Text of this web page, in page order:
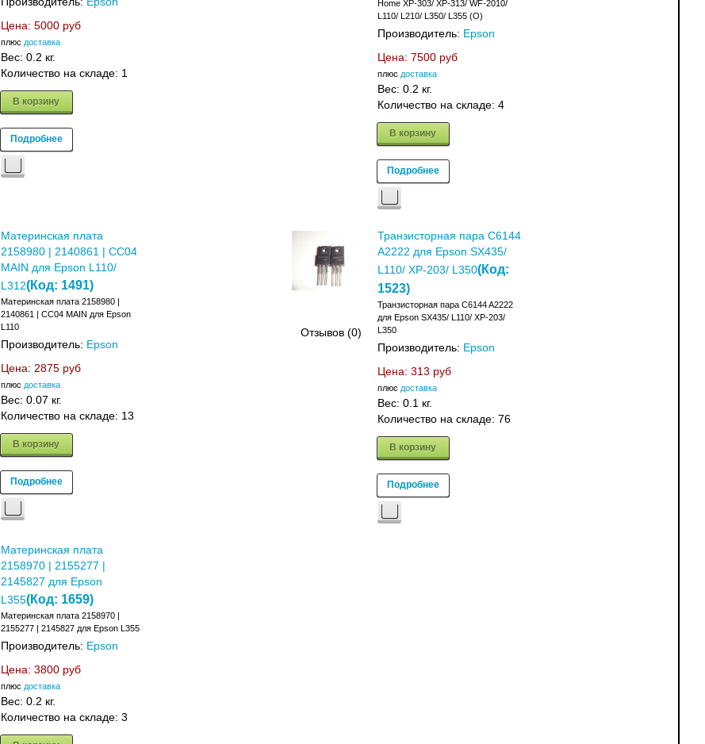
Цена: 5000 руб
плюс доставка
Вес: 0.2 кг.
Количество на складе: 1
В корзину
Подробнее
Home XP-303/ XP-313/ WF-2010/
L110/ L210/ L350/ L355 (O)
Производитель: Epson
Цена: 7500 руб
плюс доставка
Вес: 0.2 кг.
Количество на складе: 4
В корзину
Подробнее
Материнская плата
2158980 | 2140861 | CC04
MAIN для Epson L110/
L312(Код: 1491)
Материнская плата 2158980 |
2140861 | CC04 MAIN для Epson
L110
Производитель: Epson
Цена: 2875 руб
плюс доставка
Вес: 0.07 кг.
Количество на складе: 13
В корзину
Подробнее
Отзывов (0)
Транзисторная пара C6144
A2222 для Epson SX435/
L110/ XP-203/ L350(Код:
1523)
Транзисторная пара C6144 A2222
для Epson SX435/ L110/ XP-203/
L350
Производитель: Epson
Цена: 313 руб
плюс доставка
Вес: 0.1 кг.
Количество на складе: 76
В корзину
Подробнее
Материнская плата
2158970 | 2155277 |
2145827 для Epson
L355(Код: 1659)
Материнская плата 2158970 |
2155277 | 2145827 для Epson L355
Производитель: Epson
Цена: 3800 руб
плюс доставка
Вес: 0.2 кг.
Количество на складе: 3